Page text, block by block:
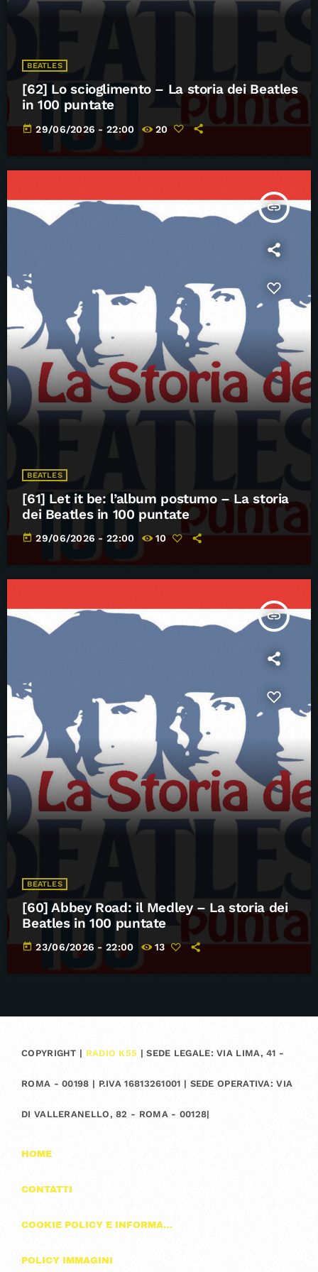
BEATLES
[62] Lo scioglimento – La storia dei Beatles
in 100 puntate
today 29/06/2026 - 22:00 20
insert_link
BEATLES
[61] Let it be: l’album postumo – La storia
dei Beatles in 100 puntate
today 29/06/2026 - 22:00 10
insert_link
BEATLES
[60] Abbey Road: il Medley – La storia dei
Beatles in 100 puntate
today 23/06/2026 - 22:00 13
COPYRIGHT | RADIO K55 | SEDE LEGALE: VIA LIMA, 41 -
ROMA - 00198 | P.IVA 16813261001 | SEDE OPERATIVA: VIA
DI VALLERANELLO, 82 - ROMA - 00128|
HOME
CONTATTI
COOKIE POLICY E INFORMAZIONI SULLA PRIVACY
POLICY IMMAGINI